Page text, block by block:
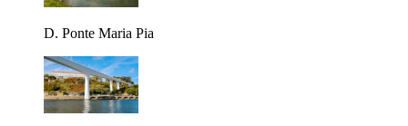
D. Ponte Maria Pia